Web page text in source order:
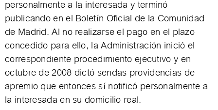
personalmente a la interesada y terminó
publicando en el Boletín Oficial de la Comunidad
de Madrid. Al no realizarse el pago en el plazo
concedido para ello, la Administración inició el
correspondiente procedimiento ejecutivo y en
octubre de 2008 dictó sendas providencias de
apremio que entonces sí notificó personalmente a
la interesada en su domicilio real.